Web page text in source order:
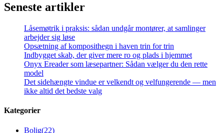
Seneste artikler
Låsemøtrik i praksis: sådan undgår montører, at samlinger
arbejder sig løse
Opsætning af komposithegn i haven trin for trin
Indbygget skab, der giver mere ro og plads i hjemmet
Onyx Ereader som læsepartner: Sådan vælger du den rette
model
Det sidehængte vindue er velkendt og velfungerende — men
ikke altid det bedste valg
Kategorier
Bolig(22)